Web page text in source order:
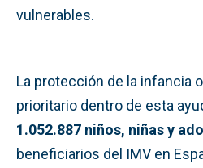
vulnerables.
La protección de la infancia
prioritario dentro de esta
1.052.887 niños, niñas y
beneficiarios del IMV en